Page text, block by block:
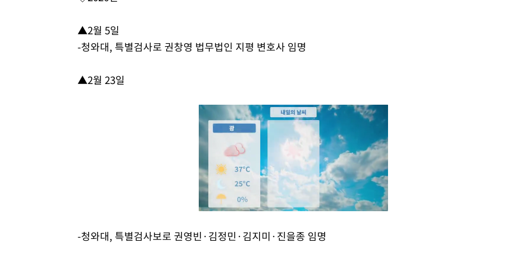
▲2월 5일
-청와대, 특별검사로 권창영 법무법인 지평 변호사 임명
▲2월 23일
-청와대, 특별검사보로 권영빈·김정민·김지미·진을종 임명